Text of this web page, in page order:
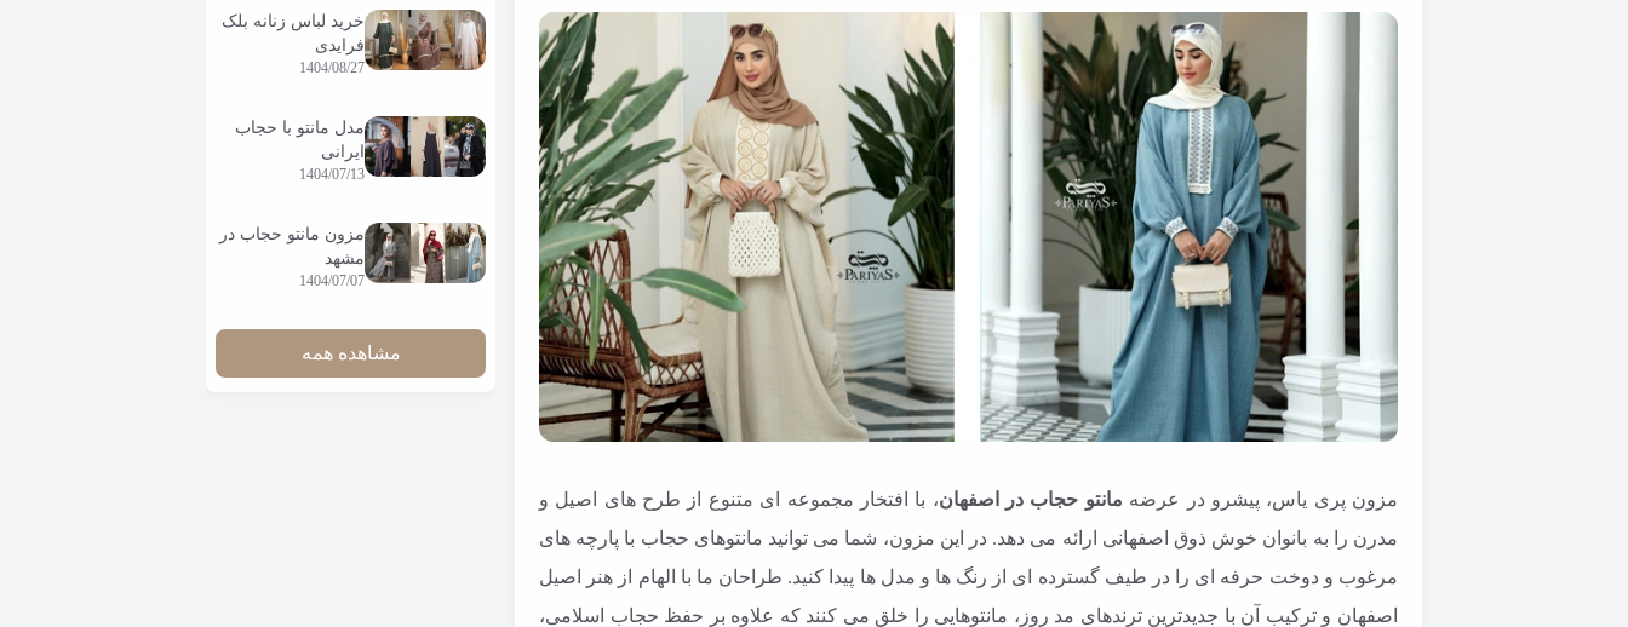
مزون پری یاس، پیشرو در عرضه مانتو حجاب در اصفهان، با افتخار مجموعه ای متنوع از طرح های اصیل و
مدرن را به بانوان خوش ذوق اصفهانی ارائه می دهد. در این مزون، شما می توانید مانتوهای حجاب با پارچه های
مرغوب و دوخت حرفه ای را در طیف گسترده ای از رنگ ها و مدل ها پیدا کنید. طراحان ما با الهام از هنر اصیل
اصفهان و ترکیب آن با جدیدترین ترندهای مد روز، مانتوهایی را خلق می کنند که علاوه بر حفظ حجاب اسلامی،
خرید لباس زنانه بلک
فرایدی
1404/08/27
مدل مانتو با حجاب
ایرانی
1404/07/13
مزون مانتو حجاب در
مشهد
1404/07/07
مشاهده همه